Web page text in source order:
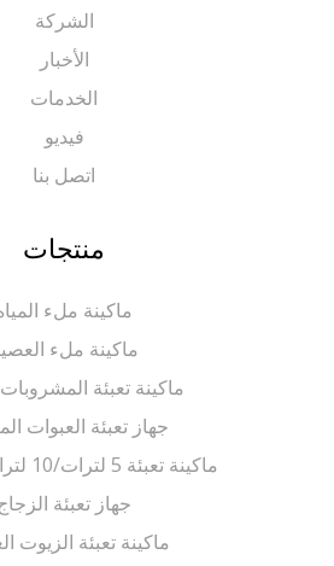
الشركة
الخدمات
اتصل بنا
منتجات
ماكينة ملء المياه
ماكينة ملء العصير
ماكينة تعبئة المشروبات الغازية
جهاز تعبئة العبوات المعدنية
ماكينة تعبئة 5 لترات/10 لترات/5 جالون
جهاز تعبئة الزجاج
ماكينة تعبئة الزيوت الغذائية